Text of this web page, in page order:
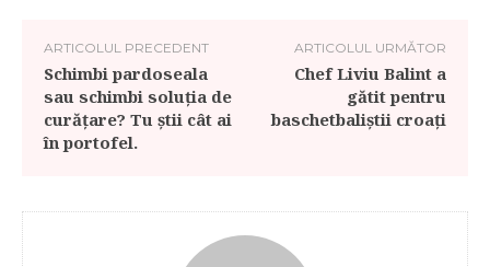
ARTICOLUL PRECEDENT
Schimbi pardoseala
sau schimbi soluția de
curățare? Tu ştii cât ai
în portofel.
ARTICOLUL URMĂTOR
Chef Liviu Balint a
gătit pentru
baschetbaliștii croați